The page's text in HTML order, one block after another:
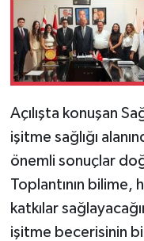
Açılışta konuşan
işitme sağlığı
önemli sonuçlar
Toplantının
katkılar
işitme becerisinin